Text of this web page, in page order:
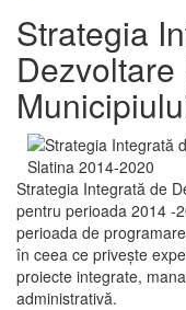
Strategia
Strategia Integrată de
pentru perioada 2014 -
perioada de
în ceea ce priveşte
proiecte integrate,
administrativă.